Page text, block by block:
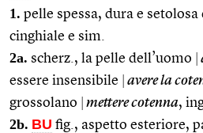
1. pelle spessa, dura e setolosa
cinghiale e sim.
2a. scherz., la pelle dell’uomo
essere insensibile
avere la
grossolano
mettere cotenna,
2b. BU fig., aspetto esteriore,